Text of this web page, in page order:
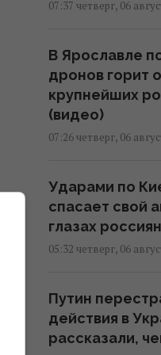
07:37 четверг, 06
В Ярославле
дронов горит
крупнейших
(видео)
07:26 четверг, 06
Ударами по
спасает свой
глазах
05:32 четверг, 06
Путин
действия в
рассказали,